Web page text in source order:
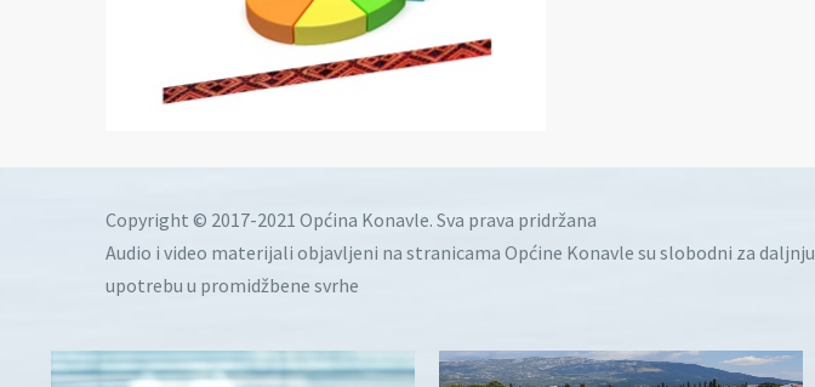
Copyright © 2017-2021 Općina Konavle. Sva prava pridržana
Audio i video materijali objavljeni na stranicama Općine Konavle su slobodni za daljnju
upotrebu u promidžbene svrhe